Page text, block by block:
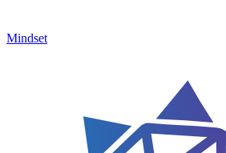
Mindset